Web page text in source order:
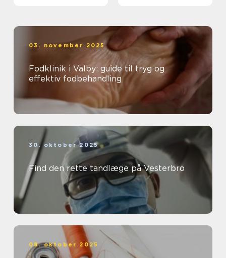
03. november 2025
Fodklinik i Valby: guide til tryg og
effektiv fodbehandling
30. oktober 2025
Find den rette tandlæge på Vesterbro
08. oktober 2025